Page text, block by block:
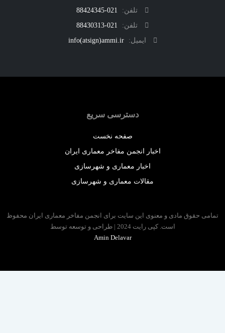
تلفن:
021-88424345
تلفن:
021-88430313
ایمیل:
info(atsign)ammi.ir
دسترسی سریع
صفحه نخست
اخبار انجمن مفاخر معماری ایران
اخبار معماری و شهرسازی
مقالات معماری و شهرسازی
حقوق مادی و معنوی این سایت برای انجمن مفاخر معماری ایران محفوظ
است. کپی رایت 2024 | طراحی و توسعه توسط
Amin Delavar